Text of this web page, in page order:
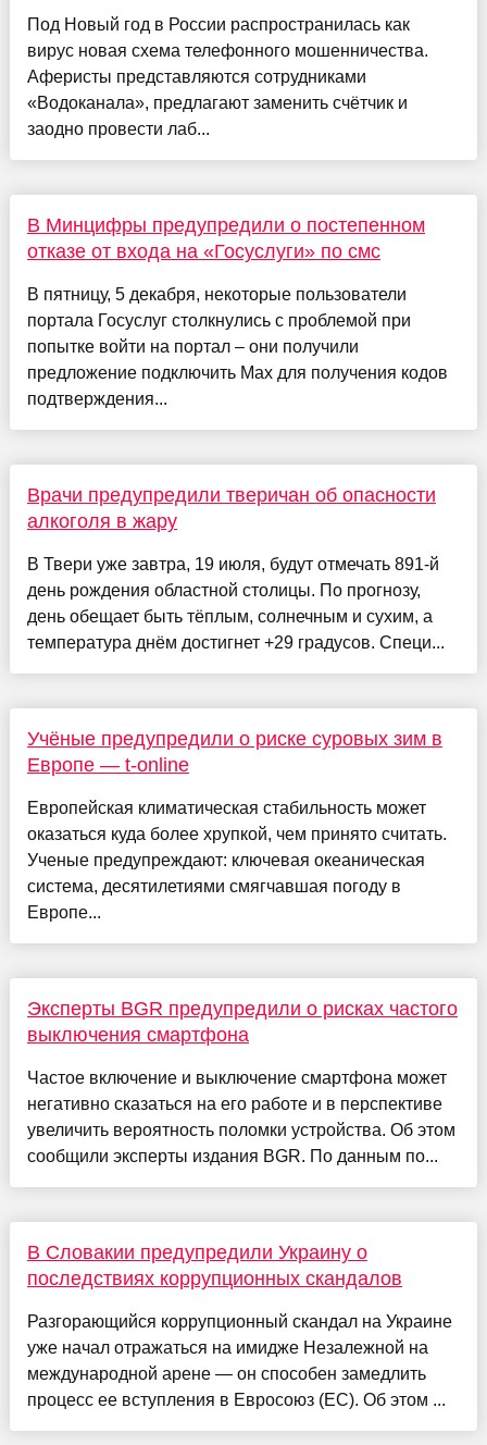
Под Новый год в России распространилась как
вирус новая схема телефонного мошенничества.
Аферисты представляются сотрудниками
«Водоканала», предлагают заменить счётчик и
заодно провести лаб...
В Минцифры предупредили о постепенном
отказе от входа на «Госуслуги» по смс
В пятницу, 5 декабря, некоторые пользователи
портала Госуслуг столкнулись с проблемой при
попытке войти на портал – они получили
предложение подключить Max для получения кодов
подтверждения...
Врачи предупредили тверичан об опасности
алкоголя в жару
В Твери уже завтра, 19 июля, будут отмечать 891-й
день рождения областной столицы. По прогнозу,
день обещает быть тёплым, солнечным и сухим, а
температура днём достигнет +29 градусов. Специ...
Учёные предупредили о риске суровых зим в
Европе — t-online
Европейская климатическая стабильность может
оказаться куда более хрупкой, чем принято считать.
Ученые предупреждают: ключевая океаническая
система, десятилетиями смягчавшая погоду в
Европе...
Эксперты BGR предупредили о рисках частого
выключения смартфона
Частое включение и выключение смартфона может
негативно сказаться на его работе и в перспективе
увеличить вероятность поломки устройства. Об этом
сообщили эксперты издания BGR. По данным по...
В Словакии предупредили Украину о
последствиях коррупционных скандалов
Разгорающийся коррупционный скандал на Украине
уже начал отражаться на имидже Незалежной на
международной арене — он способен замедлить
процесс ее вступления в Евросоюз (ЕС). Об этом ...